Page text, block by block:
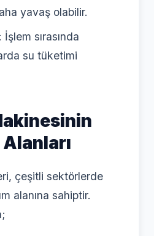
yavaş olabilir.
sırasında
su tüketimi
çeşitli sektörlerde
alanına sahiptir.